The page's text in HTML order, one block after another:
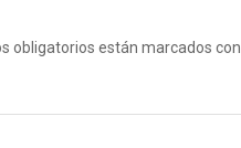
obligatorios están marcados con